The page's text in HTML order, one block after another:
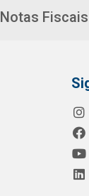
Notas Fiscais